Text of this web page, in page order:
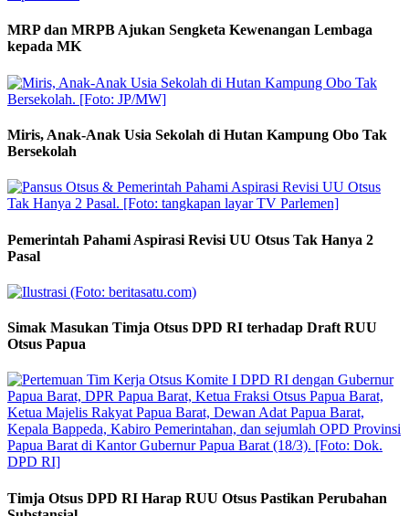
MRP dan MRPB Ajukan Sengketa Kewenangan Lembaga
kepada MK
Miris, Anak-Anak Usia Sekolah di Hutan Kampung Obo Tak
Bersekolah
Pemerintah Pahami Aspirasi Revisi UU Otsus Tak Hanya 2
Pasal
Simak Masukan Timja Otsus DPD RI terhadap Draft RUU
Otsus Papua
Timja Otsus DPD RI Harap RUU Otsus Pastikan Perubahan